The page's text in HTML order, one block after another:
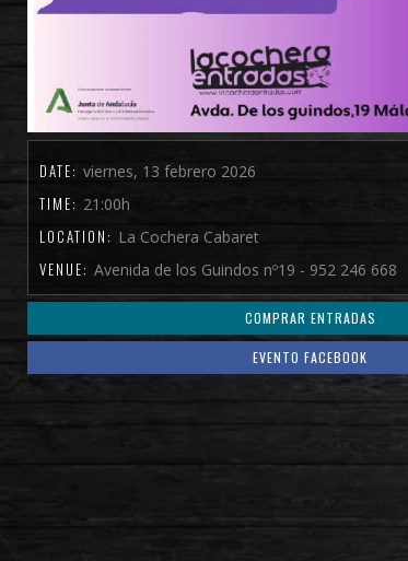
DATE: viernes, 13 febrero 2026
TIME: 21:00h
LOCATION: La Cochera Cabaret
VENUE: Avenida de los Guindos nº19 - 952 246 668
COMPRAR ENTRADAS
EVENTO FACEBOOK